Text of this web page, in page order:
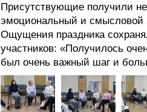
Присутствующие получили
эмоциональный и смысловой
Ощущения праздника
участников: «Получилось
был очень важный шаг и